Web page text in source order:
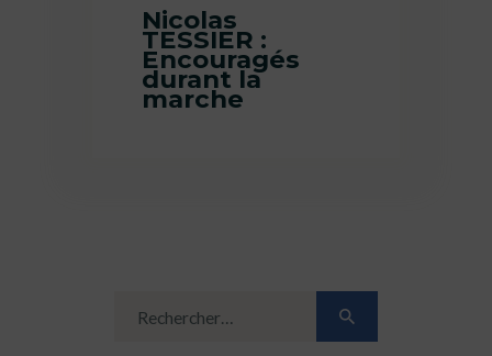
Nicolas
TESSIER :
Encouragés
durant la
marche